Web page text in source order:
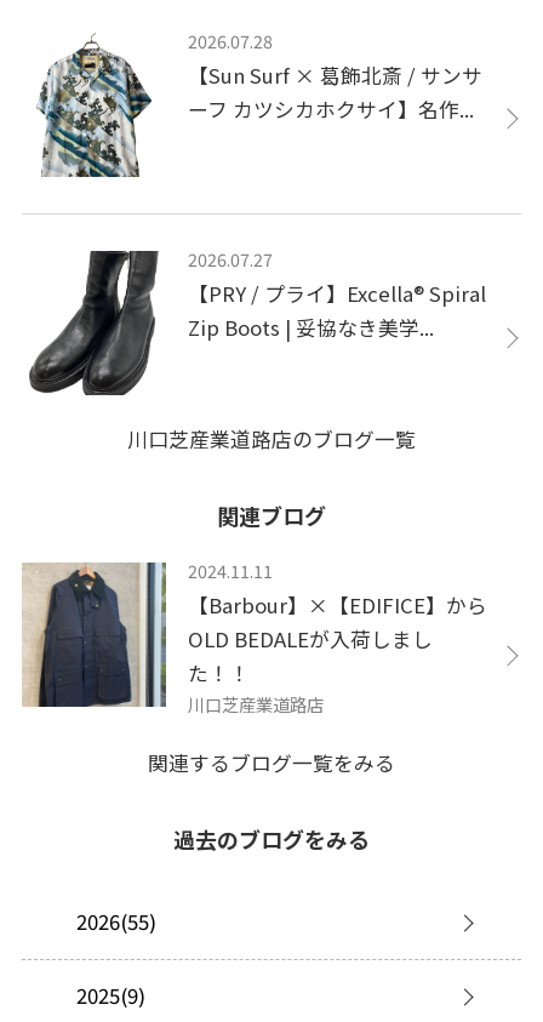
2026.07.28
【Sun Surf × 葛飾北斎 / サンサ
ーフ カツシカホクサイ】名作...
2026.07.27
【PRY / プライ】Excella® Spiral
Zip Boots | 妥協なき美学...
川口芝産業道路店のブログ一覧
関連ブログ
2024.11.11
【Barbour】×【EDIFICE】から
OLD BEDALEが入荷しまし
た！！
川口芝産業道路店
関連するブログ一覧をみる
過去のブログをみる
2026(55)
2025(9)